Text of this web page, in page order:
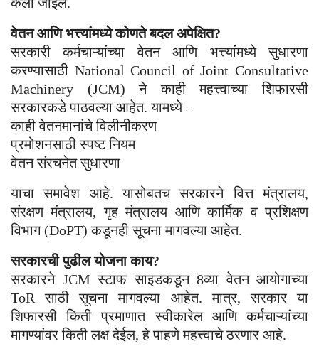
केली जाईल.
वेतन आणि भत्त्यांमध्ये कोणते बदल अपेक्षित?
सरकारी कर्मचाऱ्यांच्या वेतन आणि भत्त्यांमध्ये सुधारणा
करण्यासाठी National Council of Joint Consultative
Machinery (JCM) ने काही महत्त्वाच्या शिफारसी
सरकारकडे पाठवल्या आहेत. यामध्ये –
काही वेतनमानांचे विलीनीकरण
प्रमोशनसाठी स्पष्ट नियम
वेतन संरचनेत सुधारणा
याचा समावेश आहे. यासोबतच सरकारने वित्त मंत्रालय,
संरक्षण मंत्रालय, गृह मंत्रालय आणि कार्मिक व प्रशिक्षण
विभाग (DoPT) कडूनही सूचना मागवल्या आहेत.
सरकारची पुढील योजना काय?
सरकारने JCM स्टाफ साइडकडून 8व्या वेतन आयोगाच्या
ToR साठी सूचना मागवल्या आहेत. मात्र, सरकार या
शिफारसी किती प्रमाणात स्वीकारेल आणि कर्मचाऱ्यांच्या
मागण्यांवर किती लक्ष देईल, हे पाहणे महत्त्वाचे ठरणार आहे.